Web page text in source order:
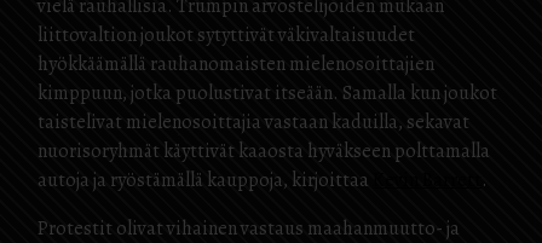
vielä rauhallisia. Trumpin arvostelijoiden mukaan
liittovaltion joukot sytyttivät väkivaltaisuudet
hyökkäämällä rauhanomaisten mielenosoittajien
kimppuun, jotka puolustivat itseään. Samalla kun joukot
taistelivat mielenosoittajia vastaan kaduilla, sekavat
nuorisoryhmät käyttivät kaaosta hyväkseen polttamalla
autoja ja ryöstämällä kauppoja, kirjoittaa
.
Protestit olivat vihainen vastaus maahanmuutto- ja